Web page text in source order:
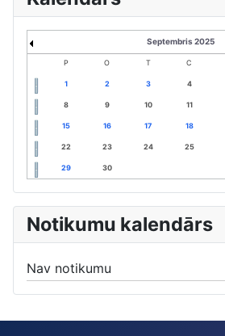
Septembris 2025
P O T C
1 2 3 4
8 9 10 11
15 16 17 18
22 23 24 25
29 30
Notikumu kalendārs
Nav notikumu